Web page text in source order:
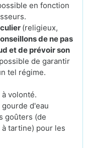
en fonction
(religieux,
de ne pas
et de prévoir son
de garantir
tel régime.
volonté.
d'eau
goûters (de
tartine) pour les